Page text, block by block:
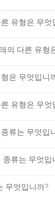
유형은 무엇
의 다른 유형
은 무엇입니
유형은 무엇
류는 무엇입
종류는 무엇입
무엇입니까?